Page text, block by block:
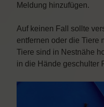
Meldung hinzufügen.
Auf keinen Fall sollte
entfernen oder die Tiere
Tiere sind in Nestnähe
in die Hände geschulter